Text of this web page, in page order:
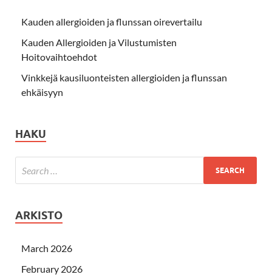
Kauden allergioiden ja flunssan oirevertailu
Kauden Allergioiden ja Vilustumisten
Hoitovaihtoehdot
Vinkkejä kausiluonteisten allergioiden ja flunssan
ehkäisyyn
HAKU
ARKISTO
March 2026
February 2026